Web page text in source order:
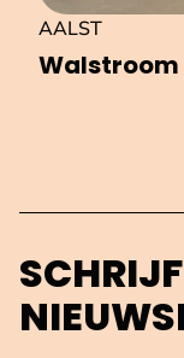
Walstroom
AALST